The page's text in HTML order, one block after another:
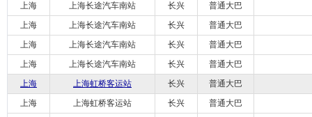
上海
上海长途汽车南站 长兴
普通大巴
上海
上海长途汽车南站 长兴
普通大巴
上海
上海长途汽车南站 长兴
普通大巴
上海
上海长途汽车南站 长兴
普通大巴
上海
上海虹桥客运站 长兴
普通大巴
上海
上海虹桥客运站 长兴
普通大巴